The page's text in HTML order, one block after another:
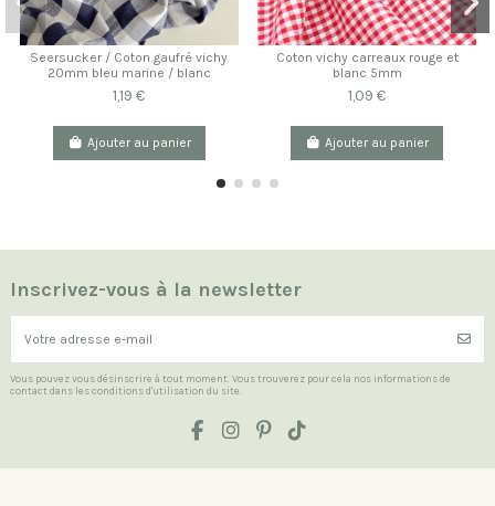
Seersucker / Coton gaufré vichy
20mm bleu marine / blanc
1,19 €
Ajouter au panier
Coton vichy carreaux rouge et
blanc 5mm
1,09 €
Ajouter au panier
Inscrivez-vous à la newsletter
Vous pouvez vous désinscrire à tout moment. Vous trouverez pour cela nos informations de
contact dans les conditions d'utilisation du site.